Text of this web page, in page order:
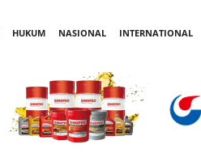
HUKUM NASIONAL INTERNATIONAL